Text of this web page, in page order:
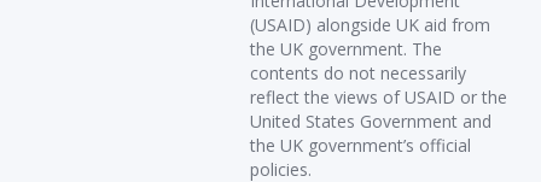
(USAID) alongside UK aid from
the UK government. The
contents do not necessarily
reflect the views of USAID or the
United States Government and
the UK government’s official
policies.